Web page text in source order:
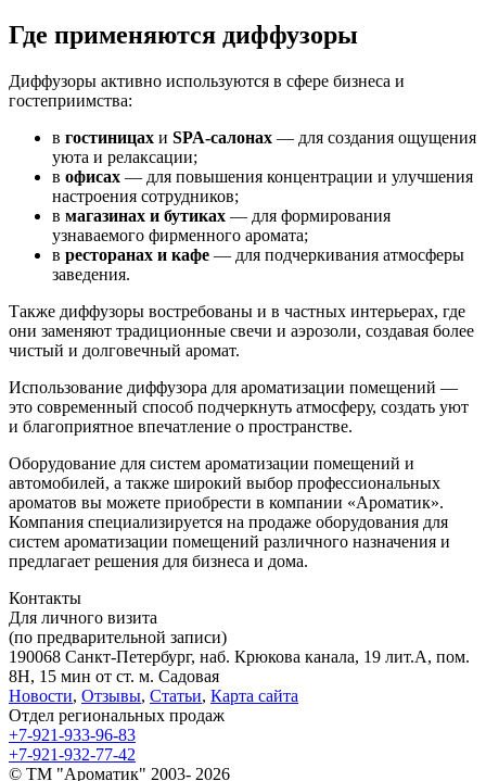
Где применяются диффузоры
Диффузоры активно используются в сфере бизнеса и
гостеприимства:
в гостиницах и SPA-салонах — для создания ощущения
уюта и релаксации;
в офисах — для повышения концентрации и улучшения
настроения сотрудников;
в магазинах и бутиках — для формирования
узнаваемого фирменного аромата;
в ресторанах и кафе — для подчеркивания атмосферы
заведения.
Также диффузоры востребованы и в частных интерьерах, где
они заменяют традиционные свечи и аэрозоли, создавая более
чистый и долговечный аромат.
Использование диффузора для ароматизации помещений —
это современный способ подчеркнуть атмосферу, создать уют
и благоприятное впечатление о пространстве.
Оборудование для систем ароматизации помещений и
автомобилей, а также широкий выбор профессиональных
ароматов вы можете приобрести в компании «Ароматик».
Компания специализируется на продаже оборудования для
систем ароматизации помещений различного назначения и
предлагает решения для бизнеса и дома.
Контакты
Для личного визита
(по предварительной записи)
190068 Санкт-Петербург, наб. Крюкова канала, 19 лит.А, пом.
8Н, 15 мин от ст. м. Садовая
Новости, Отзывы, Статьи, Карта сайта
Отдел региональных продаж
+7-921-933-96-83
+7-921-932-77-42
© ТМ "Ароматик" 2003- 2026